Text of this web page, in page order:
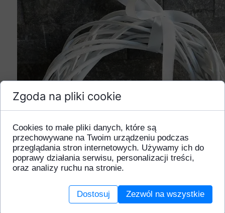
Zgoda na pliki cookie
Cookies to małe pliki danych, które są
przechowywane na Twoim urządzeniu podczas
przeglądania stron internetowych. Używamy ich do
poprawy działania serwisu, personalizacji treści,
oraz analizy ruchu na stronie.
Dostosuj Zezwól na wszystkie